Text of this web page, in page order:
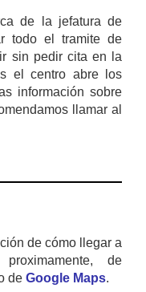
de la jefatura de
todo el tramite de
sin pedir cita en la
el centro abre los
información sobre
llamar al
de cómo llegar a
de
de Google Maps.